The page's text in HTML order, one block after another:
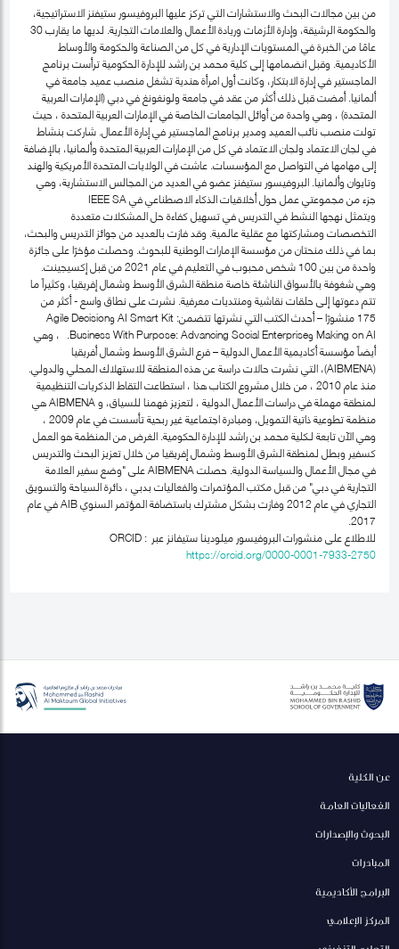
من بين مجالات البحث والاستشارات التي تركز عليها البروفيسور ستيفنز الاستراتيجية،
والحكومة الرشيقة، وإدارة الأزمات وريادة الأعمال والعلامات التجارية. لديها ما يقارب 30
عامًا من الخبرة في المستويات الإدارية في كل من الصناعة والحكومة والأوساط
الأكاديمية. وقبل انضمامها إلى كلية محمد بن راشد للإدارة الحكومية ترأست برنامج
الماجستير في إدارة الابتكار، وكانت أول امرأة هندية تشغل منصب عميد جامعة في
ألمانيا. أمضت قبل ذلك أكثر من عقد في جامعة ولونغونغ في دبي (الإمارات العربية
المتحدة) ، وهي واحدة من أوائل الجامعات الخاصة في الإمارات العربية المتحدة ، حيث
تولت منصب نائب العميد ومدير برنامج الماجستير في إدارة الأعمال. شاركت بنشاط
في لجان الاعتماد ولجان الاعتماد في كل من الإمارات العربية المتحدة وألمانيا، بالإضافة
إلى مهامها في التواصل مع المؤسسات. عاشت في الولايات المتحدة الأمريكية والهند
وتايوان وألمانيا. البروفيسور ستيفنز عضو في العديد من المجالس الاستشارية، وهي
جزء من مجموعتي عمل حول أخلاقيات الذكاء الاصطناعي في IEEE SA
ويتمثل نهجها النشط في التدريس في تسهيل كفاءة حل المشكلات متعددة
التخصصات ومشاركتها مع عقلية عالمية. وقد فازت بالعديد من جوائز التدريس والبحث،
بما في ذلك منحتان من مؤسسة الإمارات الوطنية للبحوث. وحصلت مؤخرًا على جائزة
واحدة من بين 100 شخص محبوب في التعليم في عام 2021 من قبل إكسيجينت.
وهي شغوفة بالأسواق الناشئة خاصة منطقة الشرق الأوسط وشمال إفريقيا، وكثيراً ما
تتم دعوتها إلى حلقات نقاشية ومنتديات معرفية. نشرت على نطاق واسع - أكثر من
175 منشورًا – أحدث الكتب التي نشرتها تتضمن: AI Smart Kit وAgile Decision
Making on AI وBusiness With Purpose: Advancing Social Enterprise. ، وهي
أيضاً مؤسسة أكاديمية الأعمال الدولية – فرع الشرق الأوسط وشمال أفريقيا
(AIBMENA)، التي نشرت حالات دراسة عن هذه المنطقة للاستهلاك المحلي والدولي.
منذ عام 2010 ، من خلال مشروع الكتاب هذا ، استطاعت التقاط الذكريات التنظيمية
لمنطقة مهملة في دراسات الأعمال الدولية ، لتعزيز فهمنا للسياق، و AIBMENA هي
منظمة تطوعية ذاتية التمويل، ومبادرة اجتماعية غير ربحية تأسست في عام 2009 ،
وهي الآن تابعة لـكلية محمد بن راشد للإدارة الحكومية. الغرض من المنظمة هو العمل
كسفير وبطل لمنطقة الشرق الأوسط وشمال إفريقيا من خلال تعزيز البحث والتدريس
في مجال الأعمال والسياسة الدولية. حصلت AIBMENA على "وضع سفير العلامة
التجارية في دبي" من قبل مكتب المؤتمرات والفعاليات بدبي ، دائرة السياحة والتسويق
التجاري في عام 2012 وفازت بشكل مشترك باستضافة المؤتمر السنوي AIB في عام
2017.
للاطلاع على منشورات البروفيسور ميلودينا ستيفانز عبر ORCID :
https://orcid.org/0000-0001-7933-2750
عن الكلية
الفعاليات العامة
البحوث والإصدارات
المبادرات
البرامج الأكاديمية
المركز الإعلامي